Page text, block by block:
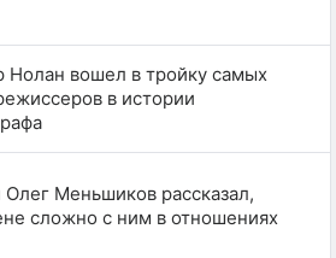
Нолан вошел в тройку самых
в истории
Меньшиков рассказал,
сложно с ним в отношениях